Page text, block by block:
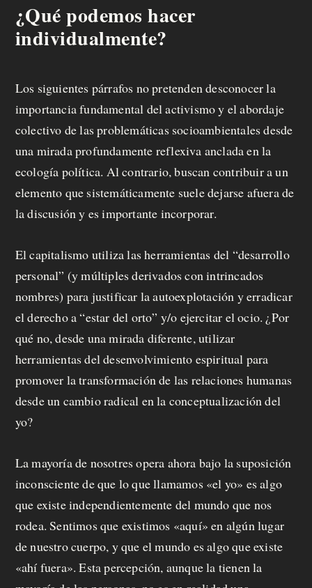
¿Qué podemos hacer
individualmente?
Los siguientes párrafos no pretenden desconocer la
importancia fundamental del activismo y el abordaje
colectivo de las problemáticas socioambientales desde
una mirada profundamente reflexiva anclada en la
ecología política. Al contrario, buscan contribuir a un
elemento que sistemáticamente suele dejarse afuera de
la discusión y es importante incorporar.
El capitalismo utiliza las herramientas del “desarrollo
personal” (y múltiples derivados con intrincados
nombres) para justificar la autoexplotación y erradicar
el derecho a “estar del orto” y/o ejercitar el ocio. ¿Por
qué no, desde una mirada diferente, utilizar
herramientas del desenvolvimiento espiritual para
promover la transformación de las relaciones humanas
desde un cambio radical en la conceptualización del
yo?
La mayoría de nosotres opera ahora bajo la suposición
inconsciente de que lo que llamamos «el yo» es algo
que existe independientemente del mundo que nos
rodea. Sentimos que existimos «aquí» en algún lugar
de nuestro cuerpo, y que el mundo es algo que existe
«ahí fuera». Esta percepción, aunque la tienen la